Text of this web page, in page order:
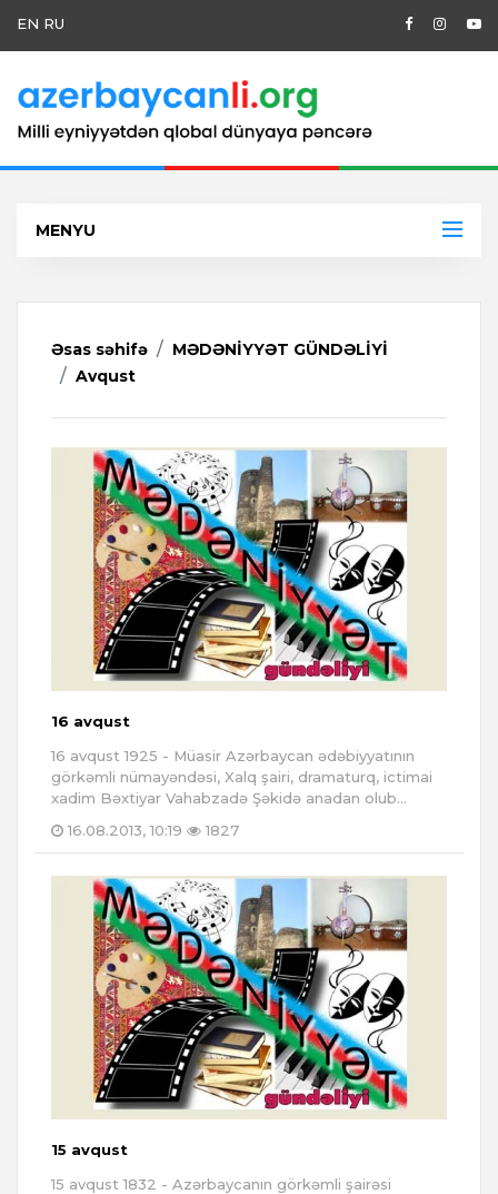
EN RU
MENYU
Əsas səhifə
MƏDƏNİYYƏT GÜNDƏLİYİ
Avqust
16 avqust
16 avqust 1925 - Müasir Azərbaycan ədəbiyyatının
görkəmli nümayəndəsi, Xalq şairi, dramaturq, ictimai
xadim Bəxtiyar Vahabzadə Şəkidə anadan olub...
16.08.2013, 10:19
1827
15 avqust
15 avqust 1832 - Azərbaycanın görkəmli şairəsi